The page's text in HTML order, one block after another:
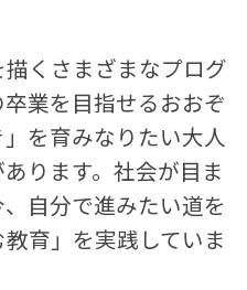
くさまざまなプログ
業を目指せるおおぞ
を育みなりたい大人
ります。社会が目ま
自分で進みたい道を
育」を実践していま